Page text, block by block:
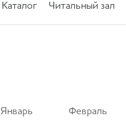
Каталог Читальный зал
Январь Февраль